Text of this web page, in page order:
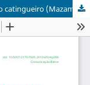
Formação da veia jugular externa no veado catingueiro (Mazama gouazoubira)